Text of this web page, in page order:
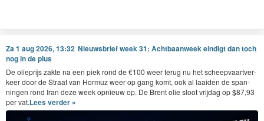
Za 1 aug 2026, 13:32 Nieuwsbrief week 31: Achtbaanweek eindigt dan toch
nog in de plus
De oliepri­js zak­te na een piek rond de €100 weer terug nu het scheep­vaartver­
keer door de Straat van Hor­muz weer op gang komt, ook al laaiden de span­
nin­gen rond Iran deze week opnieuw op. De Brent olie sloot vri­jdag op $87,93
per vat.Lees verder »